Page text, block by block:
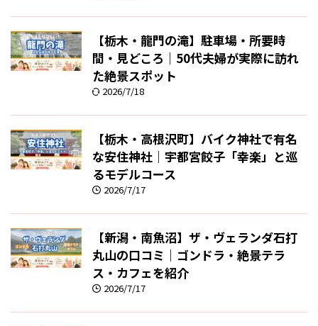
【栃木・龍門の滝】駐車場・所要時
間・見どころ｜50代夫婦が実際に訪れ
た絶景スポット
2026/7/18
【栃木・高根沢町】バイク神社で有名
な安住神社｜宇都宮餃子「幸楽」と巡
るモデルコース
2026/7/17
【新潟・南魚沼】ザ・ヴェランダ石打
丸山の口コミ｜ゴンドラ・絶景テラ
ス・カフェを紹介
2026/7/17